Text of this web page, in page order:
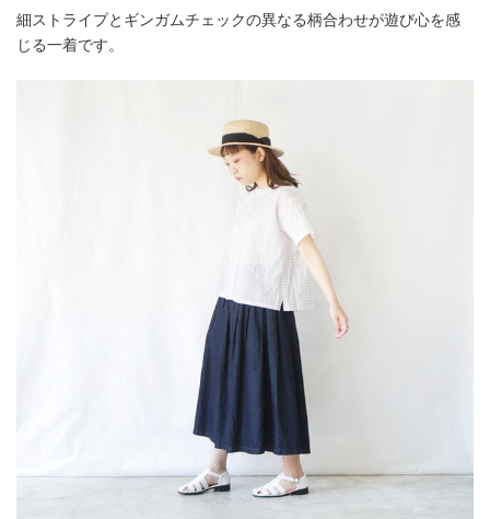
細ストライプとギンガムチェックの異なる柄合わせが遊び心を感
じる一着です。